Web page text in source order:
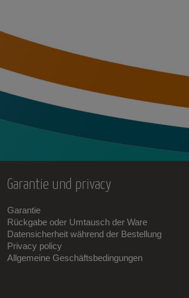
Garantie und privacy
Garantie
Rückgabe oder Umtausch der Ware
Datensicherheit während der Bestellung
Privacy policy
Allgemeine Geschäftsbedingungen